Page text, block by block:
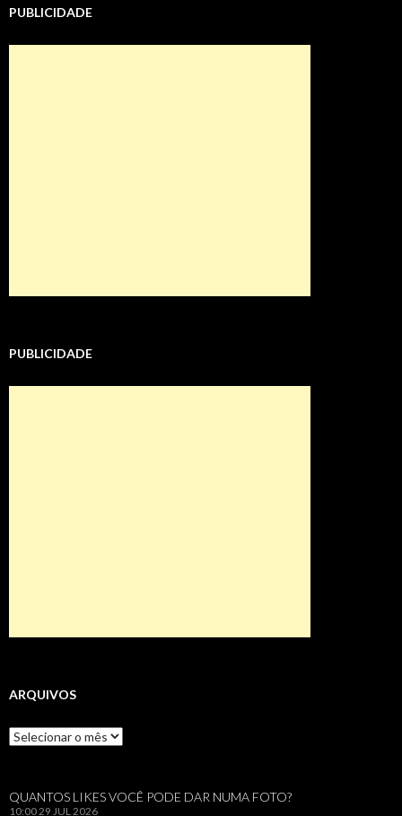
PUBLICIDADE
PUBLICIDADE
ARQUIVOS
Arquivos
QUANTOS LIKES VOCÊ PODE DAR NUMA FOTO?
10:0029 JUL 2026